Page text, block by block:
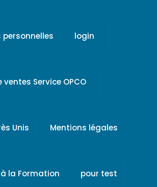
login
Service OPCO
Unis Mentions légales
la Formation pour test